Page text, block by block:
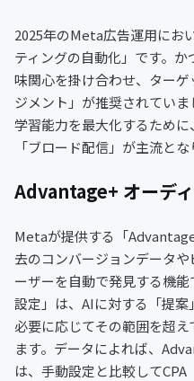
2025年のMeta広告運用にお
ティングの自動化」です。
味関心を掛け合わせ、ター
ジメント」が推奨されてい
学習能力を最大化するため
「ブロード配信」が主流とな
Advantage+ オーデ
Metaが提供する「
去のコンバージョンデータ
ーザーを自動で発見する機
設定」は、AIに対する「提
必要に応じてその範囲を超
ます。データによれば、
は、手動設定と比較して